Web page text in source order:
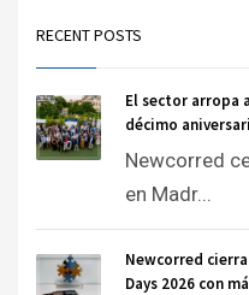
RECENT POSTS
El sector arropa
décimo
Newcorred
en Madr...
Newcorred
Days 2026 con